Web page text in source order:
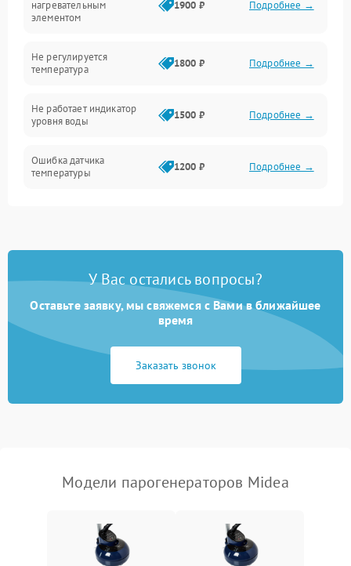
нагревательным
элементом
1900 ₽ Подробнее →
Не регулируется
температура
1800 ₽ Подробнее →
Не работает индикатор
уровня воды
1500 ₽ Подробнее →
Ошибка датчика
температуры
1200 ₽ Подробнее →
Ошибка платы управления 1500 ₽ Подробнее →
1200 ₽
Не сохраняет настройки Подробнее →
1500 ₽ Подробнее →
Не подает пар 1800 ₽ Подробнее →
У Вас остались вопросы?
Оставьте заявку, мы свяжемся с Вами в ближайшее
время
Заказать звонок
Модели парогенераторов Midea